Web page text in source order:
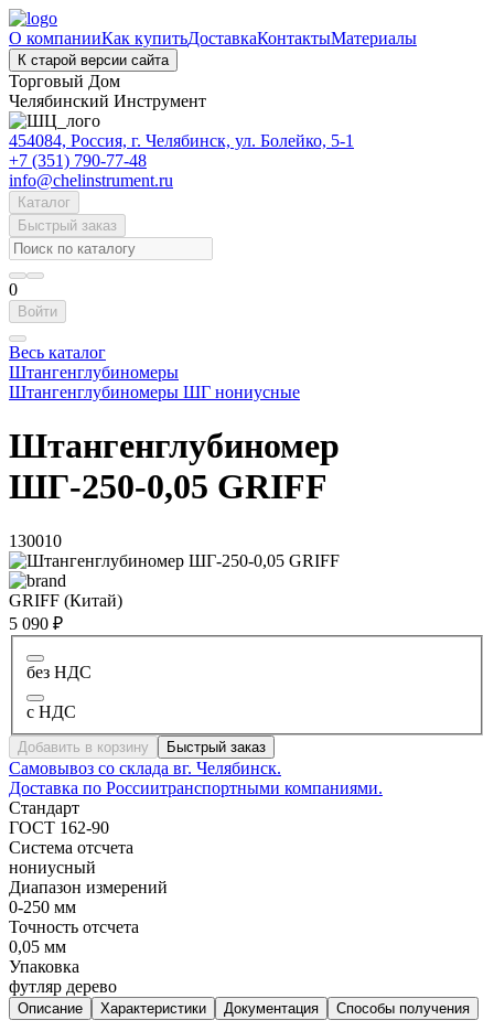
О компанииКак купитьДоставкаКонтактыМатериалы
К старой версии сайта
Торговый Дом
Челябинский Инструмент
454084, Россия, г. Челябинск, ул. Болейко, 5-1
+7 (351) 790-77-48
info@chelinstrument.ru
Каталог
Быстрый заказ
0
Войти
Весь каталог
Штангенглубиномеры
Штангенглубиномеры ШГ нониусные
Штангенглубиномер
ШГ-250-0,05 GRIFF
130010
GRIFF (Китай)
5 090 ₽
без НДС
с НДС
Добавить в корзину Быстрый заказ
Самовывоз со склада вг. Челябинск.
Доставка по Россиитранспортными компаниями.
Стандарт
ГОСТ 162-90
Система отсчета
нониусный
Диапазон измерений
0-250 мм
Точность отсчета
0,05 мм
Упаковка
футляр дерево
Описание Характеристики Документация Способы получения